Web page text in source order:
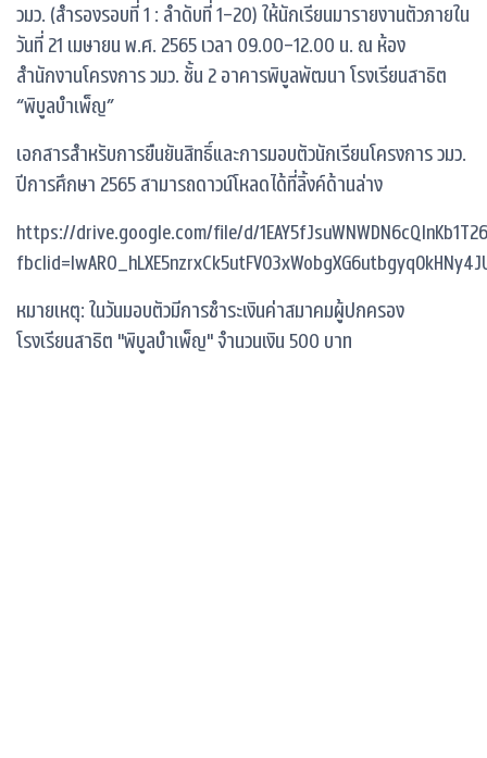
วมว. (สำรองรอบที่ 1 : ลำดับที่ 1-20) ให้นักเรียนมารายงานตัวภายใน
วันที่ 21 เมษายน พ.ศ. 2565 เวลา 09.00-12.00 น. ณ ห้อง
สำนักงานโครงการ วมว. ชั้น 2 อาคารพิบูลพัฒนา โรงเรียนสาธิต
“พิบูลบำเพ็ญ”
เอกสารสำหรับการยืนยันสิทธิ์และการมอบตัวนักเรียนโครงการ วมว.
ปีการศึกษา 2565 สามารถดาวน์โหลดได้ที่ลิ้งค์ด้านล่าง
https://drive.google.com/file/d/
หมายเหตุ: ในวันมอบตัวมีการชำระเงินค่าสมาคมผู้ปกครอง
โรงเรียนสาธิต "พิบูลบำเพ็ญ" จำนวนเงิน 500 บาท